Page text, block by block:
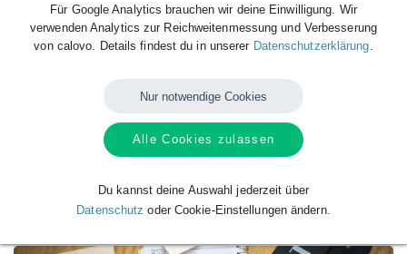
VerfügbareKalendervonTSV Ellerbek 2.
Für Google Analytics brauchen wir deine Einwilligung. Wir
verwenden Analytics zur Reichweitenmessung und Verbesserung
von calovo. Details findest du in unserer Datenschutzerklärung.
Nur notwendige Cookies
Alle Cookies zulassen
Du kannst deine Auswahl jederzeit über
Datenschutz oder Cookie-Einstellungen ändern.